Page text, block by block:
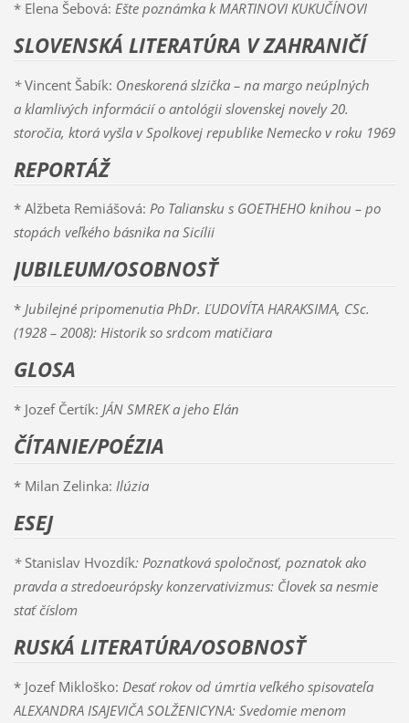
* Elena Šebová: Ešte poznámka k MARTINOVI KUKUČÍNOVI
SLOVENSKÁ LITERATÚRA V ZAHRANIČÍ
*Vincent Šabík: Oneskorená slzička – na margo neúplných
a klamlivých informácií o antológii slovenskej novely 20.
storočia, ktorá vyšla v Spolkovej republike Nemecko v roku 1969
REPORTÁŽ
* Alžbeta Remiášová: Po Taliansku s GOETHEHO knihou – po
stopách veľkého básnika na Sicílii
JUBILEUM/OSOBNOSŤ
* Jubilejné pripomenutia PhDr. ĽUDOVÍTA HARAKSIMA, CSc.
(1928 – 2008): Historik so srdcom matičiara
GLOSA
* Jozef Čertík: JÁN SMREK a jeho Elán
ČÍTANIE/POÉZIA
* Milan Zelinka: Ilúzia
ESEJ
* Stanislav Hvozdík: Poznatková spoločnosť, poznatok ako
pravda a stredoeurópsky konzervativizmus: Človek sa nesmie
stať číslom
RUSKÁ LITERATÚRA/OSOBNOSŤ
* Jozef Mikloško: Desať rokov od úmrtia veľkého spisovateľa
ALEXANDRA ISAJEVIČA SOLŽENICYNA: Svedomie menom